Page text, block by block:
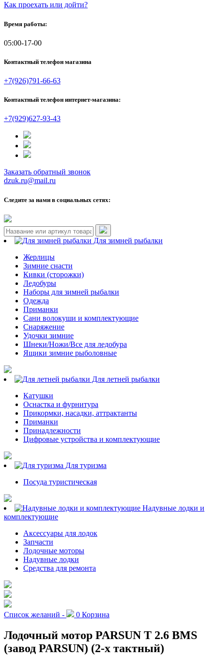
Как проехать или дойти?
Время работы:
05:00-17-00
Контактный телефон магазина
+7(926)791-66-63
Контактный телефон интернет-магазина:
+7(929)627-93-43
Заказать обратный звонок
dzuk.ru@mail.ru
Следите за нами в социальных сетях:
Для зимней рыбалки
Жерлицы
Зимние снасти
Кивки (сторожки)
Ледобуры
Наборы для зимней рыбалки
Одежда
Приманки
Сани волокуши и комплектующие
Снаряжение
Удочки зимние
Шнеки/Ножи/Все для ледобура
Ящики зимние рыболовные
Для летней рыбалки
Катушки
Оснастка и фурнитура
Прикормки, насадки, аттрактанты
Приманки
Принадлежности
Цифровые устройства и комплектующие
Для туризма
Посуда туристическая
Надувные лодки и
комплектующие
Аксессуары для лодок
Запчасти
Лодочные моторы
Надувные лодки
Средства для ремонта
Список желаний - 0 Корзина
Лодочный мотор PARSUN T 2.6 BMS
(завод PARSUN) (2-х тактный)